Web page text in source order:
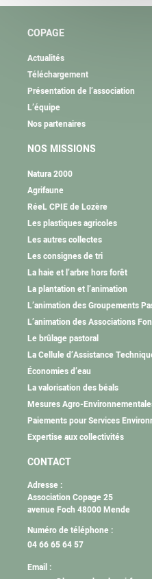
COPAGE
Actualités
Téléchargement
Présentation de l’association
L’équipe
Nos partenaires
NOS MISSIONS
Natura 2000
Agrifaune
RéeL CPIE de Lozère
Les plastiques agricoles
Les autres collectes
Les consignes de tri
La haie et l’arbre hors forêt
La plantation et l’animation
L’animation des Groupements
L’animation des Associations
Le brûlage pastoral
La Cellule d’Assistance
Économies d’eau
La valorisation des béals
Mesures Agro-
Paiements pour Services
Expertise aux collectivités
CONTACT
Adresse :
Association Copage 25
avenue Foch 48000 Mende
Numéro de téléphone :
04 66 65 64 57
Email :